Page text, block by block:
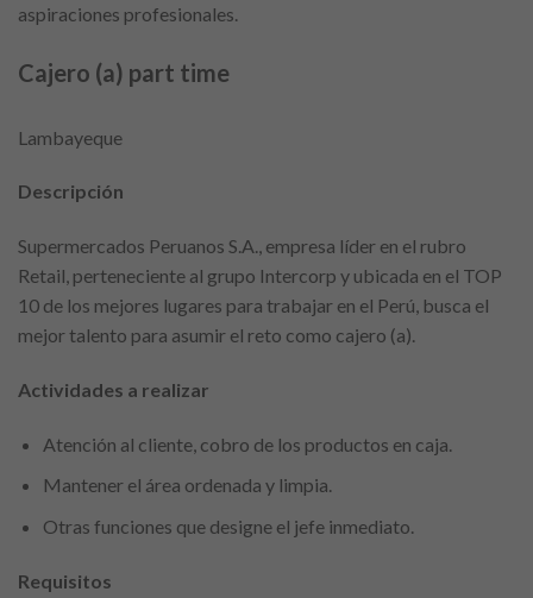
aspiraciones profesionales.
Cajero (a) part time
Lambayeque
Descripción
Supermercados Peruanos S.A., empresa líder en el rubro
Retail, perteneciente al grupo Intercorp y ubicada en el TOP
10 de los mejores lugares para trabajar en el Perú, busca el
mejor talento para asumir el reto como cajero (a).
Actividades a realizar
Atención al cliente, cobro de los productos en caja.
Mantener el área ordenada y limpia.
Otras funciones que designe el jefe inmediato.
Requisitos